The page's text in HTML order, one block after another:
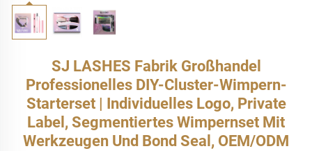
SJ LASHES Fabrik Großhandel
Professionelles DIY-Cluster-Wimpern-
Starterset | Individuelles Logo, Private
Label, Segmentiertes Wimpernset Mit
Werkzeugen Und Bond Seal, OEM/ODM